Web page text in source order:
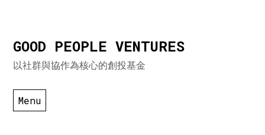
Skip
content
GOOD PEOPLE VENTURES
以社群與協作為核心的創投基金
Menu